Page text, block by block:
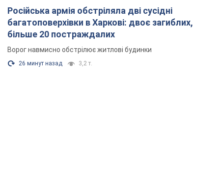
Російська армія обстріляла дві сусідні
багатоповерхівки в Харкові: двоє загиблих,
більше 20 постраждалих
Ворог навмисно обстрілює житлові будинки
26 минут назад 3,2 т.